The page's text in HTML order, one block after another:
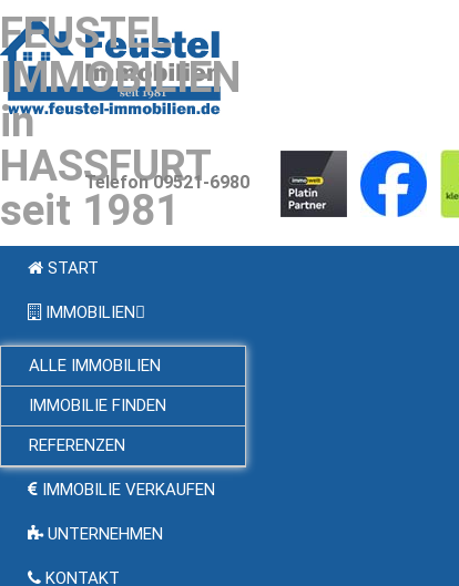
FEUSTEL
IMMOBILIEN
in
HASSFURT
seit 1981
Telefon 09521-6980
START
IMMOBILIEN
ALLE IMMOBILIEN
IMMOBILIE FINDEN
REFERENZEN
IMMOBILIE VERKAUFEN
UNTERNEHMEN
KONTAKT